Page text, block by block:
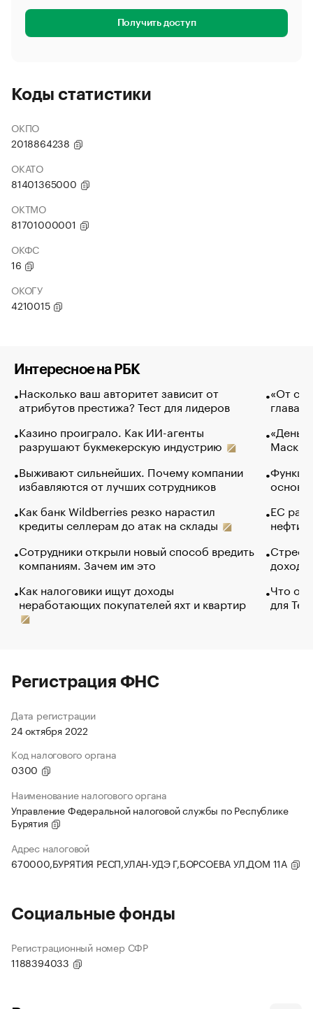
Получить доступ
Коды статистики
ОКПО
2018864238
ОКАТО
81401365000
ОКТМО
81701000001
ОКФС
16
ОКОГУ
4210015
Интересное на РБК
Насколько ваш авторитет зависит от
атрибутов престижа? Тест для лидеров
Казино проиграло. Как ИИ-агенты
разрушают букмекерскую индустрию
Выживают сильнейших. Почему компании
избавляются от лучших сотрудников
Как банк Wildberries резко нарастил
кредиты селлерам до атак на склады
Сотрудники открыли новый способ вредить
компаниям. Зачем им это
Как налоговики ищут доходы
неработающих покупателей яхт и квартир
«От
глава
Маск в
основ
ЕС
нефти
Что
для
Регистрация ФНС
Дата регистрации
24 октября 2022
Код налогового органа
0300
Наименование налогового органа
Управление Федеральной налоговой службы по Республике
Бурятия
Адрес налоговой
670000,БУРЯТИЯ РЕСП,УЛАН-УДЭ Г,БОРСОЕВА УЛ,ДОМ 11А
Социальные фонды
Регистрационный номер СФР
1188394033